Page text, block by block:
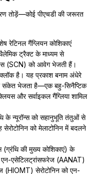
तोड़ें—कोई पीएचडी की जरूरत
रेटिनल गैंग्लियन कोशिकाएं
ट्रैक्ट के माध्यम से
(SCN) को आवेग भेजती हैं।
है। यह प्रकाश बनाम अंधेरे
संकेत भेजता है—एक बहु-सिनैप्टिक
और सर्वाइकल गैंग्लिया शामिल
के न्यूरॉन्स को सहानुभूति तंतुओं से
को मेलाटोनिन में बदलने
(ग्रंथि की मुख्य कोशिकाएं) के
एन-एसेटिलट्रांसफरेज (AANAT)
(HIOMT) सेरोटोनिन को एन-